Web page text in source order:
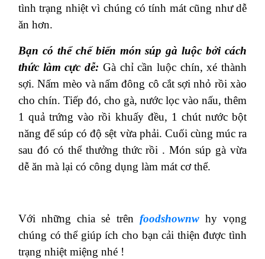
tình trạng nhiệt vì chúng có tính mát cũng như dễ
ăn hơn.
Bạn có thể chế biến món súp gà luộc bởi cách
thức làm cực dễ: Gà chỉ cần luộc chín, xé thành
sợi. Nấm mèo và nấm đông cô cắt sợi nhỏ rồi xào
cho chín. Tiếp đó, cho gà, nước lọc vào nấu, thêm
1 quả trứng vào rồi khuấy đều, 1 chút nước bột
năng để súp có độ sệt vừa phải. Cuối cùng múc ra
sau đó có thể thưởng thức rồi . Món súp gà vừa
dễ ăn mà lại có công dụng làm mát cơ thể.
Với những chia sẻ trên foodshownwhy vọng
chúng có thể giúp ích cho bạn cải thiện được tình
trạng nhiệt miệng nhé !